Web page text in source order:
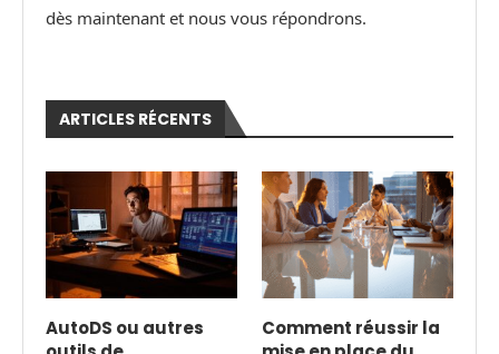
dès maintenant et nous vous répondrons.
ARTICLES RÉCENTS
AutoDS ou autres
Comment réussir la